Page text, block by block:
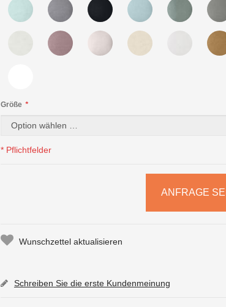
*
Größe
* Pflichtfelder
ANFRAGE
Wunschzettel aktualisieren
Schreiben Sie die erste Kundenmeinung